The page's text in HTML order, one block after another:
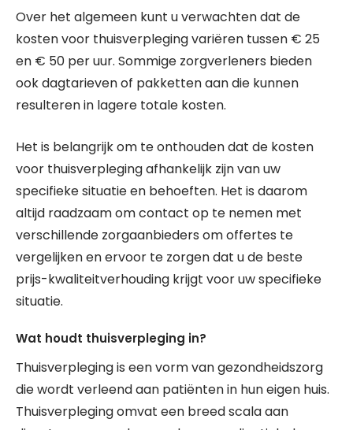
Over het algemeen kunt u verwachten dat de
kosten voor thuisverpleging variëren tussen € 25
en € 50 per uur. Sommige zorgverleners bieden
ook dagtarieven of pakketten aan die kunnen
resulteren in lagere totale kosten.
Het is belangrijk om te onthouden dat de kosten
voor thuisverpleging afhankelijk zijn van uw
specifieke situatie en behoeften. Het is daarom
altijd raadzaam om contact op te nemen met
verschillende zorgaanbieders om offertes te
vergelijken en ervoor te zorgen dat u de beste
prijs-kwaliteitverhouding krijgt voor uw specifieke
situatie.
Wat houdt thuisverpleging in?
Thuisverpleging is een vorm van gezondheidszorg
die wordt verleend aan patiënten in hun eigen huis.
Thuisverpleging omvat een breed scala aan